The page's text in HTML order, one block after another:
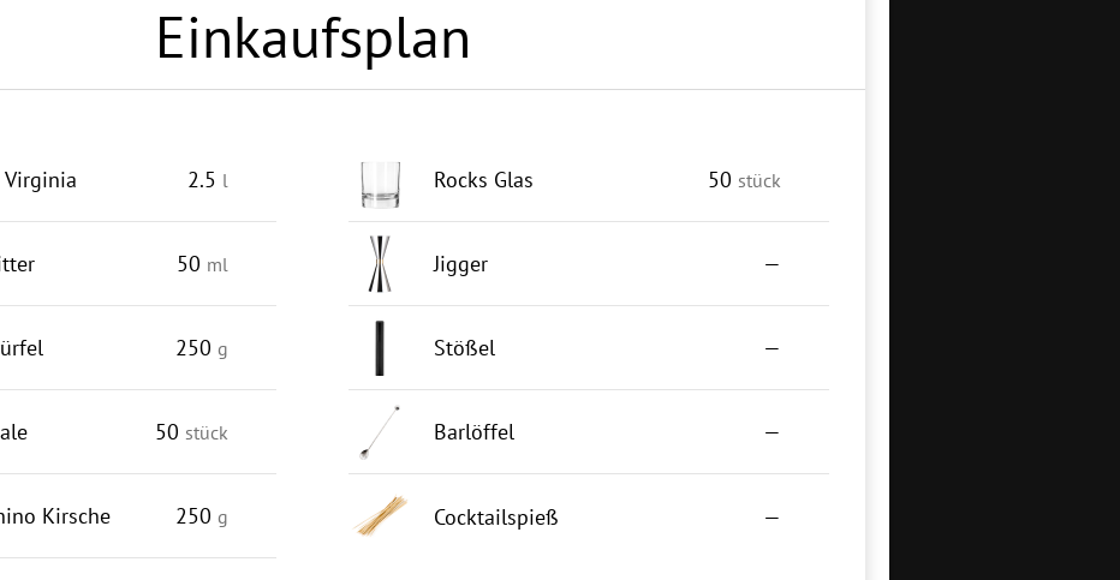
Einkaufsplan
2.5 l
50 ml
250 g
50 stück
Kirsche 250 g
Rocks Glas 50 stück
Jigger —
Stößel —
Barlöffel —
Cocktailspieß —